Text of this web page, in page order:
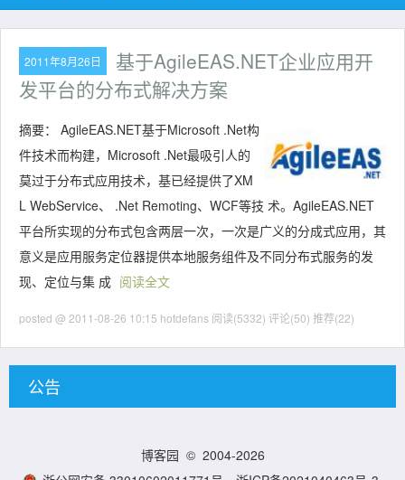
业咨询及解决方案
2011年8月26日
基于AgileEAS.NET企业应用开
发平台的分布式解决方案
摘要： AgileEAS.NET基于Microsoft .Net构
件技术而构建，Microsoft .Net最吸引人的
莫过于分布式应用技术，基已经提供了XM
L WebService、 .Net Remoting、WCF等技 术。AgileEAS.NET
平台所实现的分布式包含两层一次，一次是广义的分成式应用，其
意义是应用服务定位器提供本地服务组件及不同分布式服务的发
现、定位与集 成 阅读全文
posted @ 2011-08-26 10:15 hotdefans 阅读(5332) 评论(50) 推荐(22)
公告
博客园 © 2004-2026